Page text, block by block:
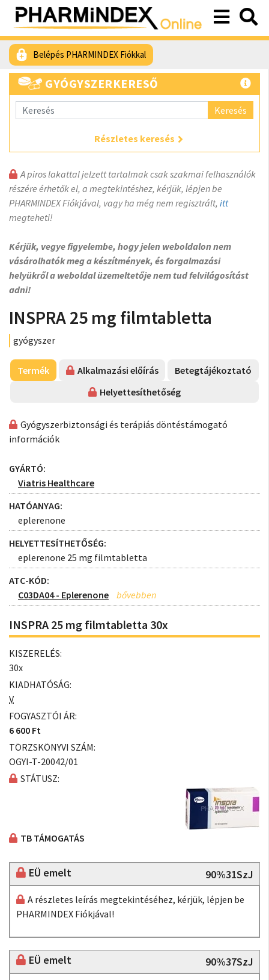
Belépés PHARMINDEX Fiókkal
GYÓGYSZERKERESŐ
Keresés
Részletes keresés
A piros lakattal jelzett tartalmak csak szakmai felhasználók
részére érhetők el, a megtekintéshez, kérjük, lépjen be
PHARMINDEX Fiókjával, vagy ha még nem regisztrált, itt
megteheti!
Kérjük, vegye figyelembe, hogy jelen weboldalon nem
vásárolhatók meg a készítmények, és forgalmazási
helyükről a weboldal üzemeltetője nem tud felvilágosítást
adni!
INSPRA 25 mg filmtabletta
gyógyszer
Termék Alkalmazási előírás
Betegtájékoztató
Helyettesíthetőség
Gyógyszerbiztonsági és terápiás döntéstámogató
információk
GYÁRTÓ:
Viatris Healthcare
HATÓANYAG:
eplerenone
HELYETTESÍTHETŐSÉG:
eplerenone 25 mg filmtabletta
ATC-KÓD:
C03DA04 - Eplerenone
INSPRA 25 mg filmtabletta 30x
KISZERELÉS:
30x
KIADHATÓSÁG:
V
FOGYASZTÓI ÁR:
6 600 Ft
TÖRZSKÖNYVI SZÁM:
OGYI-T-20042/01
STÁTUSZ:
TB TÁMOGATÁS
EÜ emelt 90%31SzJ
A részletes leírás megtekintéséhez, kérjük, lépjen be
PHARMINDEX Fiókjával!
EÜ emelt 90%37SzJ